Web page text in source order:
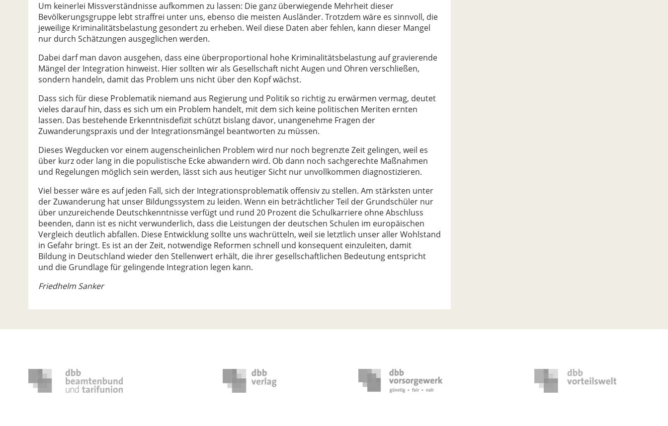
Um keinerlei Missverständnisse aufkommen zu lassen: Die ganz überwiegende Mehrheit dieser
Bevölkerungsgruppe lebt straffrei unter uns, ebenso die meisten Ausländer. Trotzdem wäre es sinnvoll, die
jeweilige Kriminalitätsbelastung gesondert zu erheben. Weil diese Daten aber fehlen, kann dieser Mangel
nur durch Schätzungen ausgeglichen werden.
Dabei darf man davon ausgehen, dass eine überproportional hohe Kriminalitätsbelastung auf gravierende
Mängel der Integration hinweist. Hier sollten wir als Gesellschaft nicht Augen und Ohren verschließen,
sondern handeln, damit das Problem uns nicht über den Kopf wächst.
Dass sich für diese Problematik niemand aus Regierung und Politik so richtig zu erwärmen vermag, deutet
vieles darauf hin, dass es sich um ein Problem handelt, mit dem sich keine politischen Meriten ernten
lassen. Das bestehende Erkenntnisdefizit schützt bislang davor, unangenehme Fragen der
Zuwanderungspraxis und der Integrationsmängel beantworten zu müssen.
Dieses Wegducken vor einem augenscheinlichen Problem wird nur noch begrenzte Zeit gelingen, weil es
über kurz oder lang in die populistische Ecke abwandern wird. Ob dann noch sachgerechte Maßnahmen
und Regelungen möglich sein werden, lässt sich aus heutiger Sicht nur unvollkommen diagnostizieren.
Viel besser wäre es auf jeden Fall, sich der Integrationsproblematik offensiv zu stellen. Am stärksten unter
der Zuwanderung hat unser Bildungssystem zu leiden. Wenn ein beträchtlicher Teil der Grundschüler nur
über unzureichende Deutschkenntnisse verfügt und rund 20 Prozent die Schulkarriere ohne Abschluss
beenden, dann ist es nicht verwunderlich, dass die Leistungen der deutschen Schulen im europäischen
Vergleich deutlich abfallen. Diese Entwicklung sollte uns wachrütteln, weil sie letztlich unser aller Wohlstand
in Gefahr bringt. Es ist an der Zeit, notwendige Reformen schnell und konsequent einzuleiten, damit
Bildung in Deutschland wieder den Stellenwert erhält, die ihrer gesellschaftlichen Bedeutung entspricht
und die Grundlage für gelingende Integration legen kann.
Friedhelm Sanker